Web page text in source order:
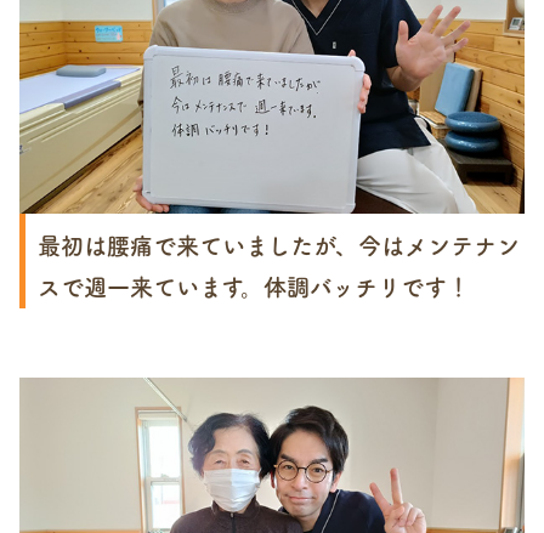
最初は腰痛で来ていましたが、今はメンテナン
スで週一来ています。体調バッチリです！